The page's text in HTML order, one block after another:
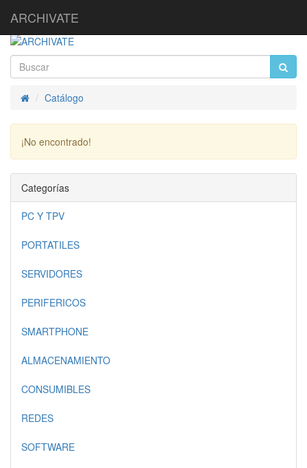
ARCHIVATE
InicioCatálogo
¡No encontrado!
Categorías
PC Y TPV
PORTATILES
SERVIDORES
PERIFERICOS
SMARTPHONE
ALMACENAMIENTO
CONSUMIBLES
REDES
SOFTWARE